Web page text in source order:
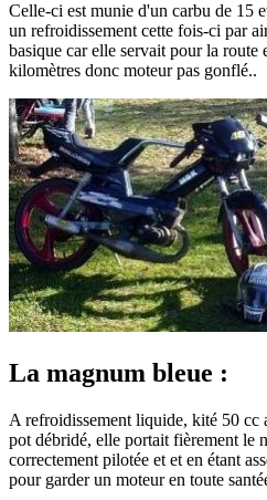
Celle-ci est munie d'un carbu de 15
un refroidissement cette fois-ci par
basique car elle servait pour la route
kilomètres donc moteur pas gonflé..
La magnum bleue :
A refroidissement liquide, kité 50 cc
pot débridé, elle portait fièrement le
correctement pilotée et et en étant
pour garder un moteur en toute